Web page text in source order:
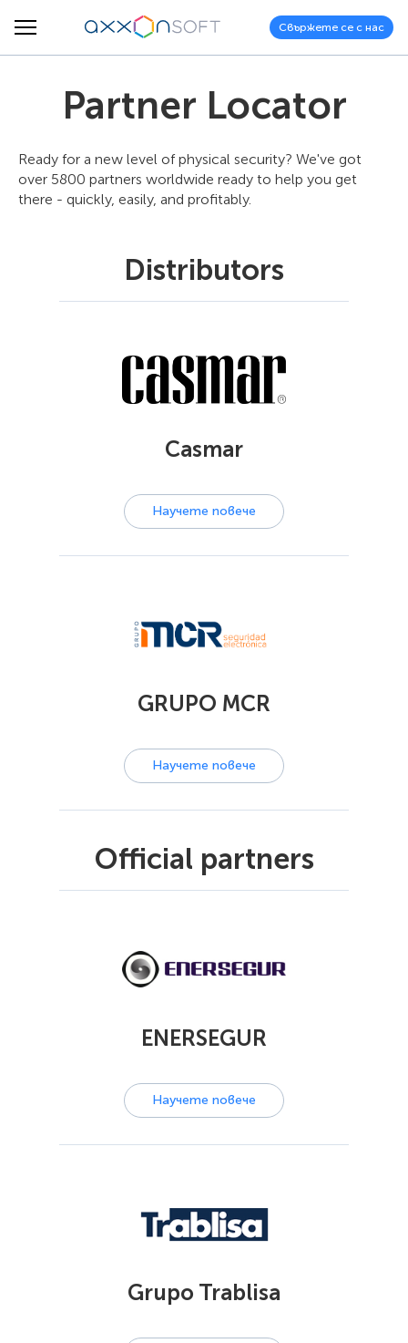
Свържете се с нас
Partner Locator
Ready for a new level of physical security? We've got
over 5800 partners worldwide ready to help you get
there - quickly, easily, and profitably.
Distributors
Casmar
Научете повече
GRUPO MCR
Научете повече
Official partners
ENERSEGUR
Научете повече
Grupo Trablisa